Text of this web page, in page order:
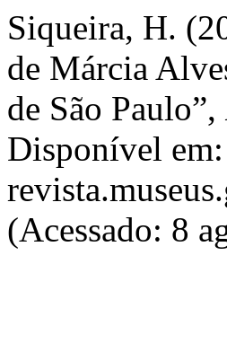
Siqueira, H.
de Márcia
de São Paulo”,
Disponível
(Acessado: 8